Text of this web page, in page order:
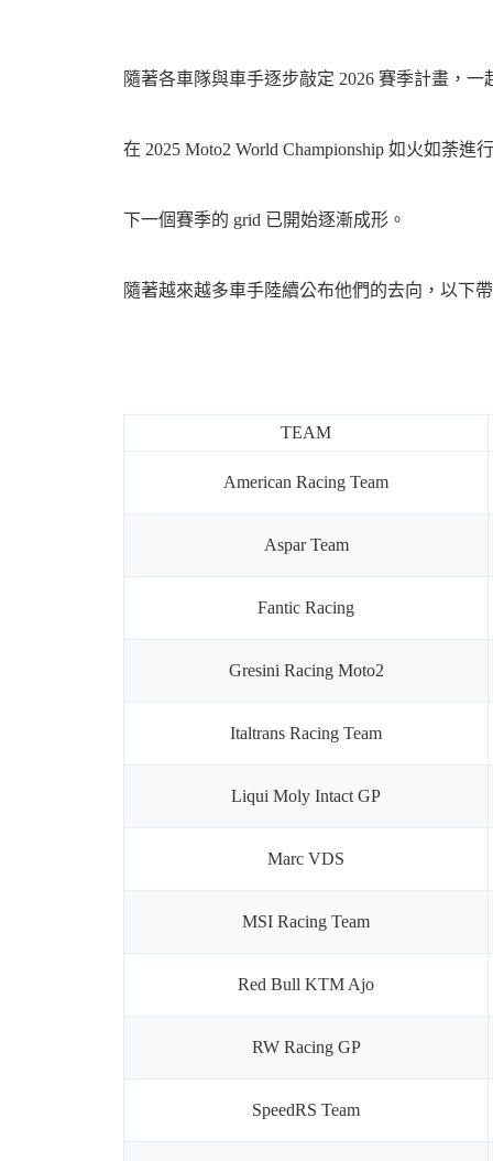
機
車
資
網
隨著各車隊與車手逐步敲定 2026 賽季計畫，一
在 2025 Moto2 World Championship 如火如荼
下一個賽季的 grid 已開始逐漸成形。
隨著越來越多車手陸續公布他們的去向，以下
TEAM
American Racing Team
Aspar Team
Fantic Racing
Gresini Racing Moto2
Italtrans Racing Team
Liqui Moly Intact GP
Marc VDS
MSI Racing Team
Red Bull KTM Ajo
RW Racing GP
SpeedRS Team